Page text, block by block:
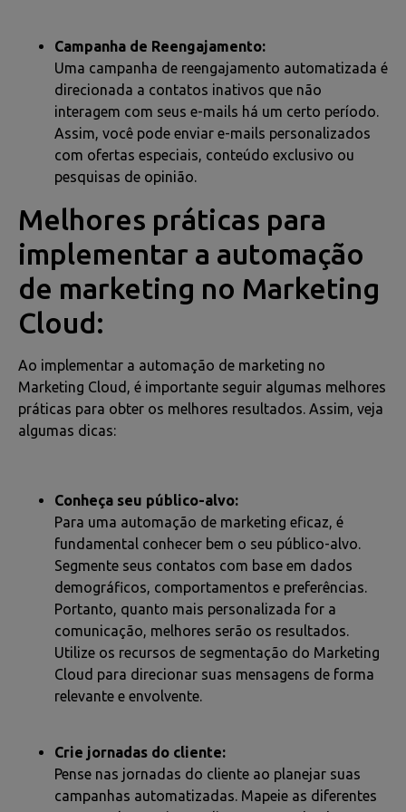
Campanha de Reengajamento:
Uma campanha de reengajamento automatizada é
direcionada a contatos inativos que não
interagem com seus e-mails há um certo período.
Assim, você pode enviar e-mails personalizados
com ofertas especiais, conteúdo exclusivo ou
pesquisas de opinião.
Melhores práticas para
implementar a automação
de marketing no Marketing
Cloud:
Ao implementar a automação de marketing no
Marketing Cloud, é importante seguir algumas melhores
práticas para obter os melhores resultados. Assim, veja
algumas dicas:
Conheça seu público-alvo:
Para uma automação de marketing eficaz, é
fundamental conhecer bem o seu público-alvo.
Segmente seus contatos com base em dados
demográficos, comportamentos e preferências.
Portanto, quanto mais personalizada for a
comunicação, melhores serão os resultados.
Utilize os recursos de segmentação do Marketing
Cloud para direcionar suas mensagens de forma
relevante e envolvente.
Crie jornadas do cliente:
Pense nas jornadas do cliente ao planejar suas
campanhas automatizadas. Mapeie as diferentes